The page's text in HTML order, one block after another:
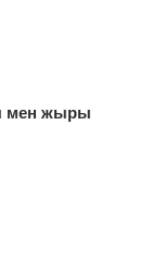
мен жыры